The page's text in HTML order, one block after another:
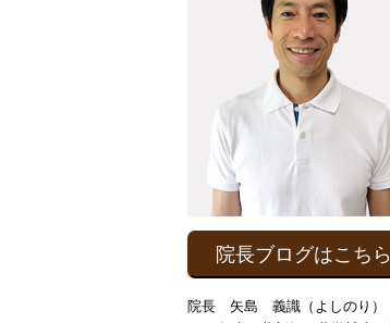
院長ブログはこちら
院長 矢島 義識（よしのり）